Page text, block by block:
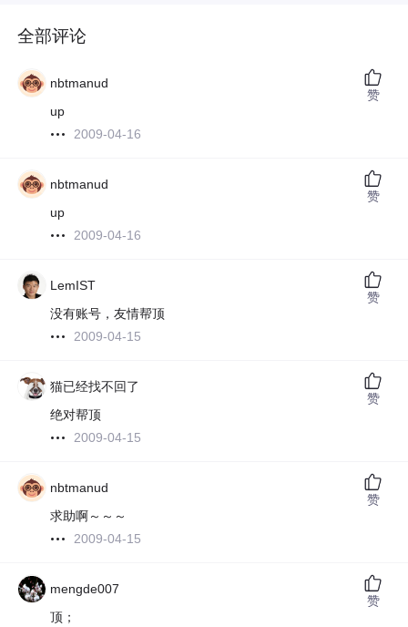
全部评论
nbtmanud
up
2009-04-16
赞
nbtmanud
up
2009-04-16
赞
LemIST
没有账号，友情帮顶
2009-04-15
赞
猫已经找不回了
绝对帮顶
2009-04-15
赞
nbtmanud
求助啊～～～
2009-04-15
赞
mengde007
顶；
赞